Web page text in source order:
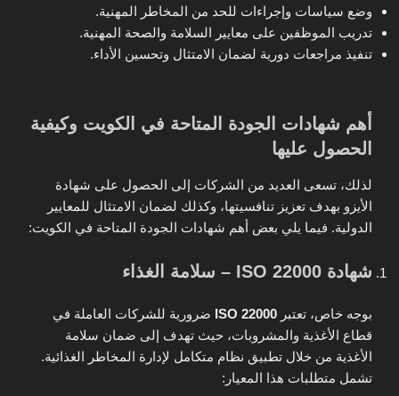
وضع سياسات وإجراءات للحد من المخاطر المهنية.
تدريب الموظفين على معايير السلامة والصحة المهنية.
تنفيذ مراجعات دورية لضمان الامتثال وتحسين الأداء.
أهم شهادات الجودة المتاحة في الكويت وكيفية
الحصول عليها
لذلك، تسعى العديد من الشركات إلى الحصول على شهادة
الأيزو بهدف تعزيز تنافسيتها، وكذلك لضمان الامتثال للمعايير
الدولية. فيما يلي بعض أهم شهادات الجودة المتاحة في الكويت:
شهادة ISO 22000 – سلامة الغذاء
بوجه خاص، تعتبر
ضرورية للشركات العاملة في
قطاع الأغذية والمشروبات، حيث تهدف إلى ضمان سلامة
الأغذية من خلال تطبيق نظام متكامل لإدارة المخاطر الغذائية.
تشمل متطلبات هذا المعيار: